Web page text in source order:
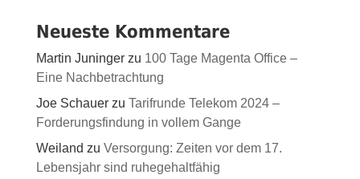
Neueste Kommentare
Martin Juningerzu 100 Tage Magenta Office –
Eine Nachbetrachtung
Joe Schauerzu Tarifrunde Telekom 2024 –
Forderungsfindung in vollem Gange
Weiland zu Versorgung: Zeiten vor dem 17.
Lebensjahr sind ruhegehaltfähig